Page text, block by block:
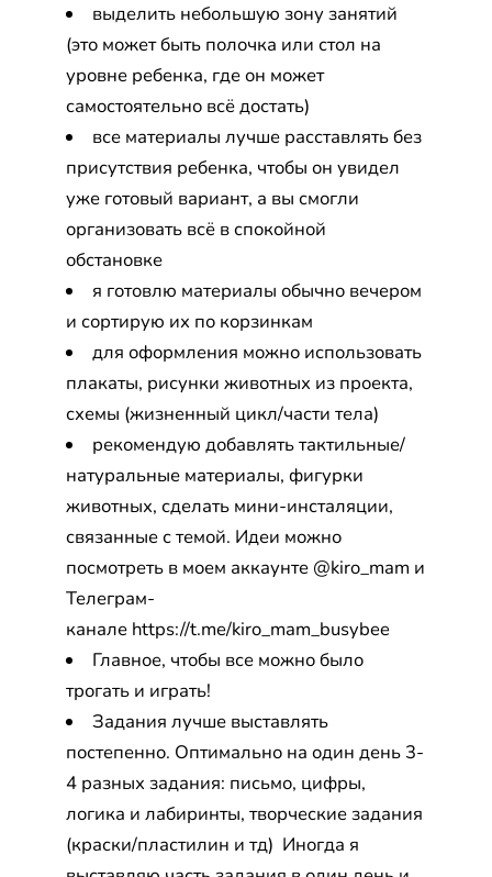
выделить небольшую зону занятий
(это может быть полочка или стол на
уровне ребенка, где он может
самостоятельно всё достать)
все материалы лучше расставлять без
присутствия ребенка, чтобы он увидел
уже готовый вариант, а вы смогли
организовать всё в спокойной
обстановке
я готовлю материалы обычно вечером
и сортирую их по корзинкам
для оформления можно использовать
плакаты, рисунки животных из проекта,
схемы (жизненный цикл/части тела)
рекомендую добавлять тактильные/
натуральные материалы, фигурки
животных, сделать мини-инсталяции,
связанные с темой. Идеи можно
посмотреть в моем аккаунте @kiro_mam и
Телеграм-
канале https://t.me/kiro_mam_busybee
Главное, чтобы все можно было
трогать и играть!
Задания лучше выставлять
постепенно. Оптимально на один день 3-
4 разных задания: письмо, цифры,
логика и лабиринты, творческие задания
(краски/пластилин и тд) Иногда я